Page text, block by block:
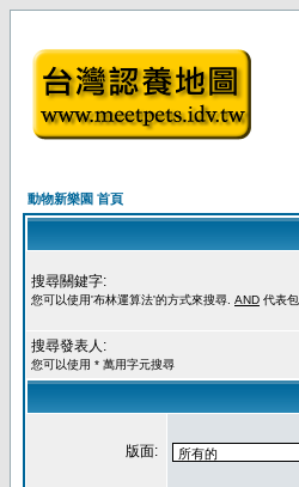
動物新樂園 首頁
搜尋關鍵字:
您可以使用'布林運算法'的方式來搜尋. AND 代表包
搜尋發表人:
您可以使用 * 萬用字元搜尋
版面: